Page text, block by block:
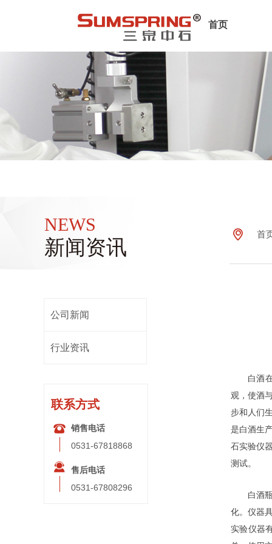
首页
ꀷ 首
白酒
观，使酒
步和人们
是白酒生
石实验仪
测试。
白酒瓶
化。仪器
实验仪器
NEWS
新闻资讯
公司新闻
行业资讯
联系方式
销售电话
0531-67818868
售后电话
0531-67808296
뀰
끤